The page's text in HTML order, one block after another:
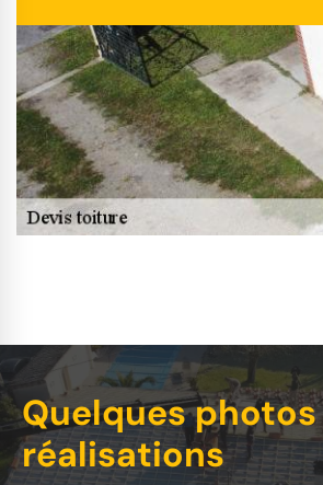
Quelques
réalisations